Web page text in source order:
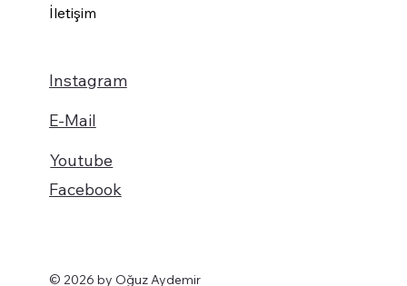
İletişim
Instagram
Facebook
Youtube
E-Mail
© 2026 by Oğuz Aydemir